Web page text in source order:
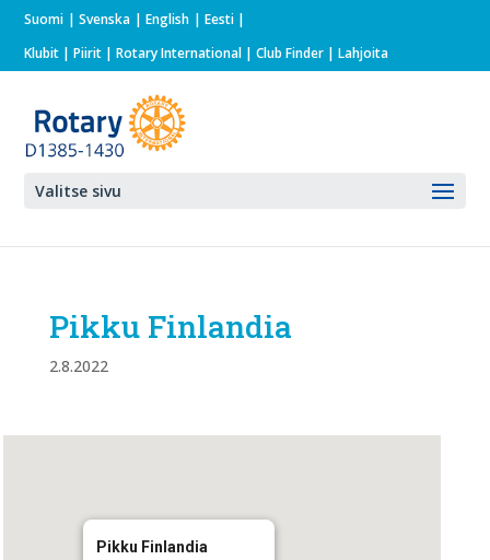
Suomi Svenska English
Eesti
Klubit |Piirit |Rotary International | Club Finder | Lahjoita
Valitse sivu
Pikku Finlandia
2.8.2022
Pikku Finlandia